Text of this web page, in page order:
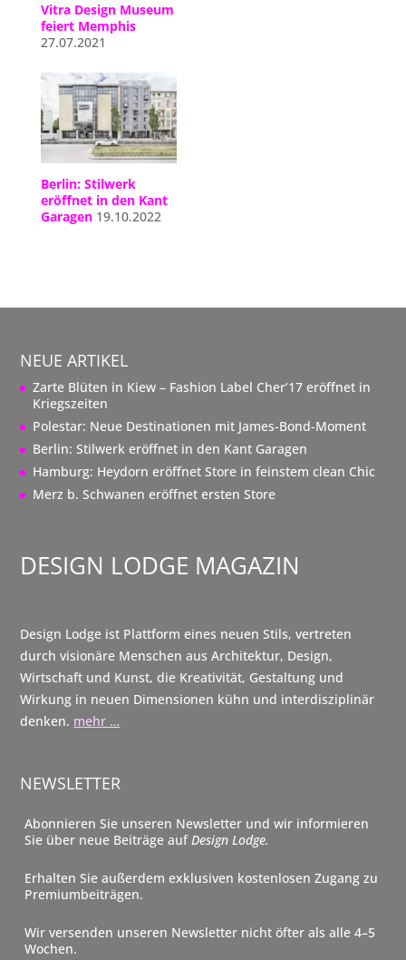
Vitra Design Museum
feiert Memphis
27.07.2021
Berlin: Stilwerk
eröffnet in den Kant
Garagen19.10.2022
NEUE ARTIKEL
Zarte Blüten in Kiew – Fashion Label Cher’17 eröffnet in
Kriegszeiten
Polestar: Neue Destinationen mit James-Bond-Moment
Berlin: Stilwerk eröffnet in den Kant Garagen
Hamburg: Heydorn eröffnet Store in feinstem clean Chic
Merz b. Schwanen eröffnet ersten Store
DESIGN LODGE MAGAZIN
Design Lodge ist Plattform eines neuen Stils, vertreten
durch visionäre Menschen aus Architektur, Design,
Wirtschaft und Kunst, die Kreativität, Gestaltung und
Wirkung in neuen Dimensionen kühn und interdisziplinär
denken. mehr …
NEWSLETTER
Abonnieren Sie unseren Newsletter und wir informieren
Sie über neue Beiträge aufDesign Lodge.
Erhalten Sie außerdem exklusiven kostenlosen Zugang zu
Premiumbeiträgen.
Wir versenden unseren Newsletter nicht öfter als alle 4–5
Wochen.